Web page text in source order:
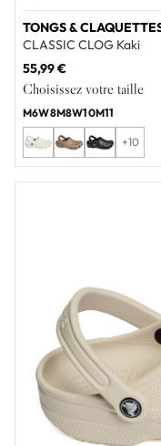
TONGS &
CLASSIC CLOG Kaki
55,99 €
Choisissez votre taille
M6W8M8W10M11
+10